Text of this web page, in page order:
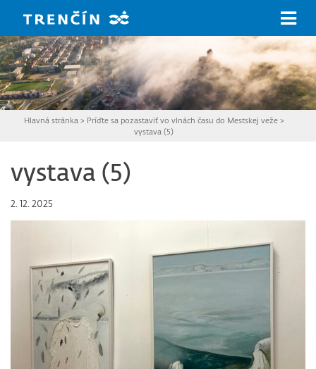
Hlavná stránka > Príďte sa pozastaviť vo vlnách času do Mestskej veže>
vystava (5)
vystava (5)
2. 12. 2025